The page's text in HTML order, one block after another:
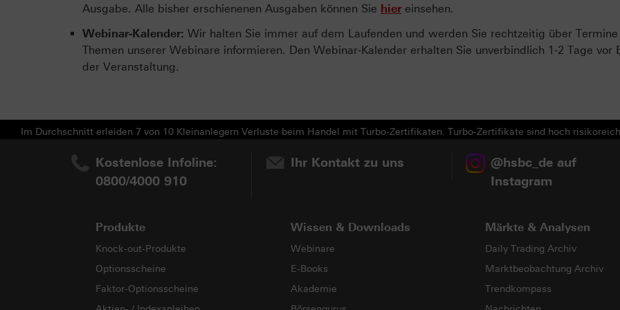
Ausgabe. Alle bisher erschienenen Ausgaben können Sie hier einsehen.
Webinar-Kalender: Wir halten Sie immer auf dem Laufenden und werden Sie rechtzeitig über
Themen unserer Webinare informieren. Den Webinar-Kalender erhalten Sie unverbindlich 1-2 Tage vor
der Veranstaltung.
Im Durchschnitt erleiden 7 von 10 Kleinanlegern Verluste beim Handel mit Turbo-Zertifikaten. Turbo-Zertifikate sind hoch
Kostenlose Infoline:
0800/4000 910
Ihr Kontakt zu uns
@hsbc_de auf
Instagram
Produkte
Knock-out-Produkte
Optionsscheine
Faktor-Optionsscheine
Wissen & Downloads
Webinare
E-Books
Akademie
Märkte & Analysen
Daily Trading Archiv
Marktbeobachtung Archiv
Trendkompass